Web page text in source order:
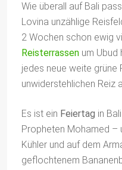
Wie überall auf Bali
Lovina unzählige
2 Wochen schon ewig
Reisterrassen um Ubud
jedes neue weite grüne
unwiderstehlichen Reiz
Es ist ein Feiertag in
Propheten Mohamed –
Kühler und auf dem
geflochtenem